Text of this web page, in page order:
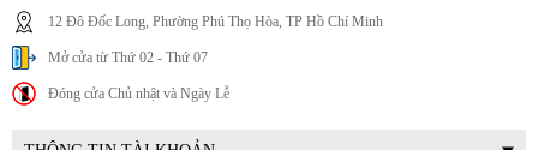
12 Đô Đốc Long, Phường Phú Thọ Hòa, TP Hồ Chí Minh
Mở cửa từ Thứ 02 - Thứ 07
Đóng cửa Chủ nhật và Ngày Lễ